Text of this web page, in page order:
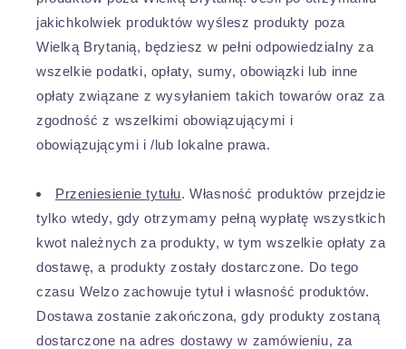
jakichkolwiek produktów wyślesz produkty poza
Wielką Brytanią, będziesz w pełni odpowiedzialny za
wszelkie podatki, opłaty, sumy, obowiązki lub inne
opłaty związane z wysyłaniem takich towarów oraz za
zgodność z wszelkimi obowiązującymi i
obowiązującymi i /lub lokalne prawa.
Przeniesienie tytułu. Własność produktów przejdzie
tylko wtedy, gdy otrzymamy pełną wypłatę wszystkich
kwot należnych za produkty, w tym wszelkie opłaty za
dostawę, a produkty zostały dostarczone. Do tego
czasu Welzo zachowuje tytuł i własność produktów.
Dostawa zostanie zakończona, gdy produkty zostaną
dostarczone na adres dostawy w zamówieniu, za